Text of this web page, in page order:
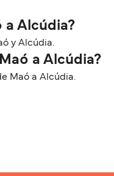
a Alcúdia?
y Alcúdia.
a Alcúdia?
Maó a Alcúdia.